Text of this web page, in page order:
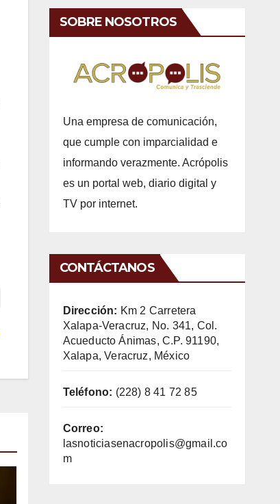
SOBRE NOSOTROS
Una empresa de comunicación,
que cumple con imparcialidad e
informando verazmente. Acrópolis
es un portal web, diario digital y
TV por internet.
CONTÁCTANOS
Dirección: Km 2 Carretera
Xalapa-Veracruz, No. 341, Col.
Acueducto Ánimas, C.P. 91190,
Xalapa, Veracruz, México
Teléfono: (228) 8 41 72 85
Correo:
lasnoticiasenacropolis@gmail.co
m